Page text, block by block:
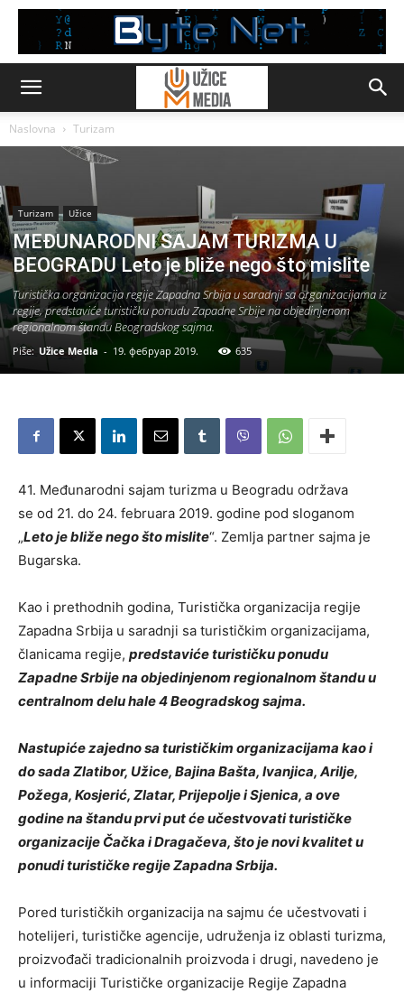
Naslovna Turizam
Turizam Užice
MEĐUNARODNI SAJAM TURIZMA U
BEOGRADU Leto je bliže nego što mislite
Turistička organizacija regije Zapadna Srbija u saradnji sa organizacijama iz
regije, predstaviće turističku ponudu Zapadne Srbije na objedinjenom
regionalnom štandu Beogradskog sajma.
Piše: Užice Media - 19. фебруар 2019. 635
41. Međunarodni sajam turizma u Beogradu održava
se od 21. do 24. februara 2019. godine pod sloganom
„Leto je bliže nego što mislite“. Zemlja partner sajma je
Bugarska.
Kao i prethodnih godina, Turistička organizacija regije
Zapadna Srbija u saradnji sa turističkim organizacijama,
članicama regije, predstaviće turističku ponudu
Zapadne Srbije na objedinjenom regionalnom štandu u
centralnom delu hale 4 Beogradskog sajma.
Nastupiće zajedno sa turističkim organizacijama kao i
do sada Zlatibor, Užice, Bajina Bašta, Ivanjica, Arilje,
Požega, Kosjerić, Zlatar, Prijepolje i Sjenica, a ove
godine na štandu prvi put će učestvovati turističke
organizacije Čačka i Dragačeva, što je novi kvalitet u
ponudi turističke regije Zapadna Srbija.
Pored turističkih organizacija na sajmu će učestvovati i
hotelijeri, turističke agencije, udruženja iz oblasti turizma,
proizvođači tradicionalnih proizvoda i drugi, navedeno je
u informaciji Turističke organizacije Regije Zapadna